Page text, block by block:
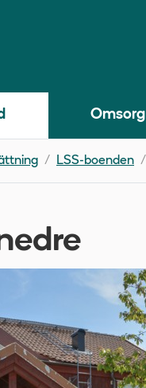
Omsorg
LSS-boenden